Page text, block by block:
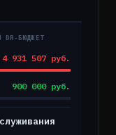
DR-БЮДЖЕТ
4 931 507 руб.
900 000 руб.